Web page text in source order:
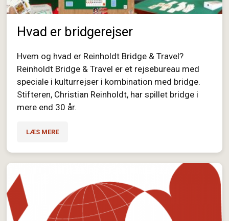
Hvad er bridgerejser
Hvem og hvad er Reinholdt Bridge & Travel?
Reinholdt Bridge & Travel er et rejsebureau med
speciale i kulturrejser i kombination med bridge.
Stifteren, Christian Reinholdt, har spillet bridge i
mere end 30 år.
LÆS MERE